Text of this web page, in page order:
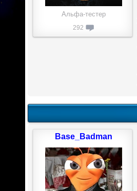
Альфа-тестер
292
Base_Badman